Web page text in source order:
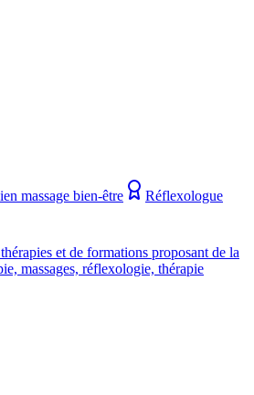
massage bien-être
Réflexologue
et de formations proposant de la
massages, réflexologie, thérapie